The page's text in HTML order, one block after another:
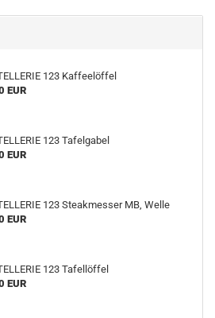
123 Kaffeelöffel
EUR
123 Tafelgabel
EUR
123 Steakmesser MB, Welle
EUR
123 Tafellöffel
EUR